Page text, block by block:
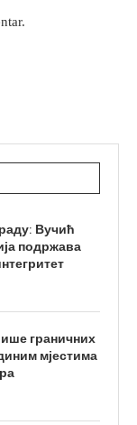
Вучић
подржава
граничних
мјестима